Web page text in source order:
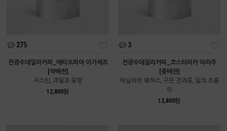
275
전광수데일리커피_에티오피아 이가체프
[약배전]
자스민, 과일과 꽃향
12,800원
3
전광수데일리커피_코스타리카 따라주
[중배전]
바닐라맛 웨하스, 구운 견과류, 밀크 초콜
릿
12,800원